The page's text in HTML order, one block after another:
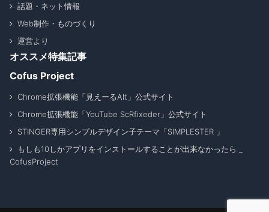
話題・ネット情報
Web制作・ものづくり
運営より
オススメ特集記事
Cofus Project
Chrome拡張機能「見えーるAlt」公式サイト
Chrome拡張機能「YouTube ScRfixeder」公式サイト
STINGER専用シンプルデザイン子テーマ「SIMPLESTER 」
もしも10しかアプリをインストールすることが出来なかったら _
CofusProject